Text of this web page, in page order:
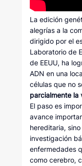
La edición
alegrías a la
dirigido por el
Laboratorio de
de EEUU, ha
ADN en una
células que no
parcialmente la
El paso es
avance
hereditaria,
investigación
enfermedades
como cerebro,